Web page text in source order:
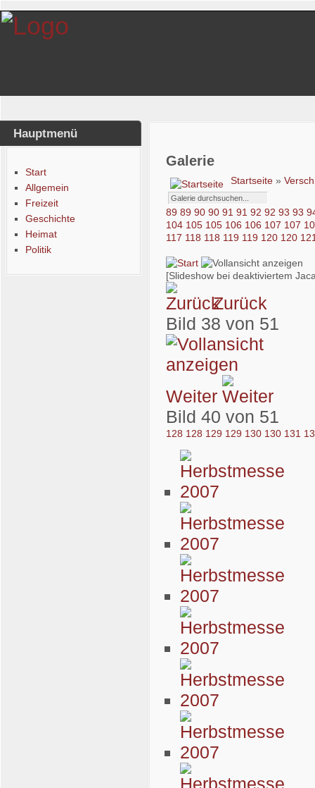
Hauptmenü
Start
Allgemein
Freizeit
Geschichte
Heimat
Politik
Galerie
Startseite »
89 89 90 90 91 91 92 92 93 93
104 105 105 106 106 107 107
117 118 118 119 119 120 120
[Slideshow bei deaktiviertem
Zurück
Bild 38 von 51
Weiter
Bild 40 von 51
128 128 129 129 130 130 131